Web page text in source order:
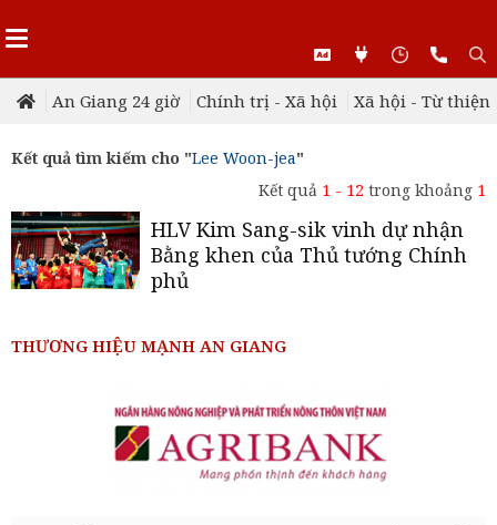
An Giang 24 giờ Chính trị - Xã hội Xã hội - Từ thiện
Kết quả tìm kiếm cho "Lee Woon-jea"
Kết quả 1 - 12 trong khoảng 1
HLV Kim Sang-sik vinh dự nhận
Bằng khen của Thủ tướng Chính
phủ
THƯƠNG HIỆU MẠNH AN GIANG